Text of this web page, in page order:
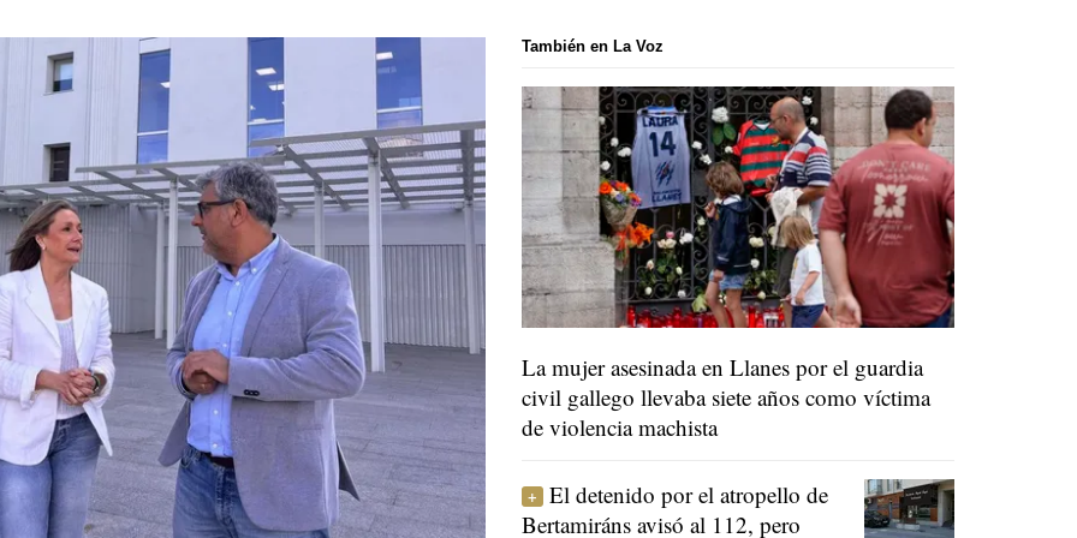
También en La Voz
La mujer asesinada en Llanes por el guardia
civil gallego llevaba siete años como víctima
de violencia machista
El detenido por el atropello de
Bertamiráns avisó al 112, pero